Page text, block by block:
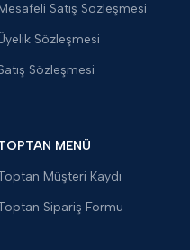
Satış Sözleşmesi
Sözleşmesi
Sözleşmesi
MENÜ
Müşteri Kaydı
Sipariş Formu